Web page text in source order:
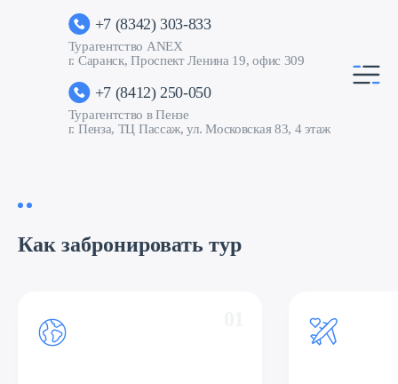
+7 (8342) 303-833
Турагентство ANEX
г. Саранск, Проспект Ленина 19, офис 309
+7 (8412) 250-050
Турагентство в Пензе
г. Пенза, ТЦ Пассаж, ул. Московская 83, 4 этаж
Как забронировать тур